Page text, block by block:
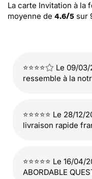
La carte Invitation à la
moyenne de 4.6/5 sur
⭐⭐⭐⭐
Le 09/
ressemble à la
⭐⭐⭐⭐⭐ Le 28/
livraison rapide
⭐⭐⭐⭐⭐ Le 16/
ABORDABLE